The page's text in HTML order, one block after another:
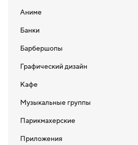
Аниме
Банки
Барбершопы
Графический дизайн
Кафе
Музыкальные группы
Парикмахерские
Приложения